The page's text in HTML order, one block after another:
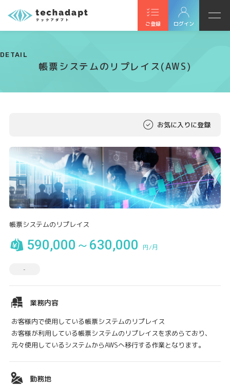
ご登録 ログイン
DETAIL
帳票システムのリプレイス(AWS)
お気に入りに登録
帳票システムのリプレイス
590,000～630,000 円/月
-
業務内容
お客様内で使用している帳票システムのリプレイス
お客様が利用している帳票システムのリプレイスを求めらており、
元々使用しているシステムからAWSへ移行する作業となります。
勤務地